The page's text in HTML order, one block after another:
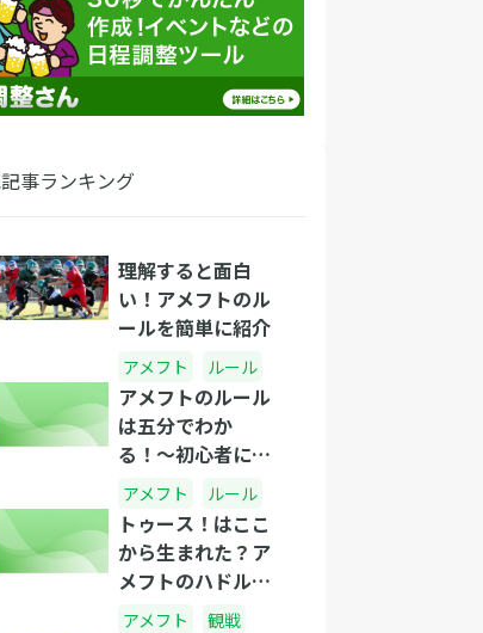
事ランキング
理解すると面白
い！アメフトのル
ールを簡単に紹介
アメフト ルール
アメフトのルール
は五分でわか
る！〜初心者にも
わかるアメフト講
座〜
アメフト ルール
トゥース！はここ
から生まれた？ア
メフトのハドルと
は何か？
アメフト 観戦